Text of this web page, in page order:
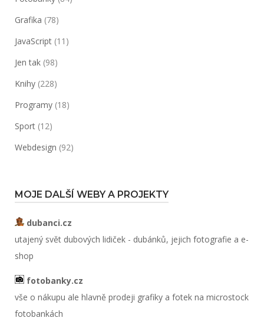
Grafika (78)
JavaScript (11)
Jen tak (98)
Knihy (228)
Programy (18)
Sport (12)
Webdesign (92)
MOJE DALŠÍ WEBY A PROJEKTY
dubanci.cz
utajený svět dubových lidiček - dubánků, jejich fotografie a e-
shop
fotobanky.cz
vše o nákupu ale hlavně prodeji grafiky a fotek na microstock
fotobankách